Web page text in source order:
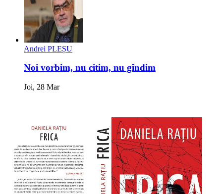
Andrei PLEȘU
Noi vorbim, nu citim, nu gîndim
Joi, 28 Mar